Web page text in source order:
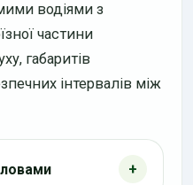
водіями з
частини
габаритів
інтервалів між